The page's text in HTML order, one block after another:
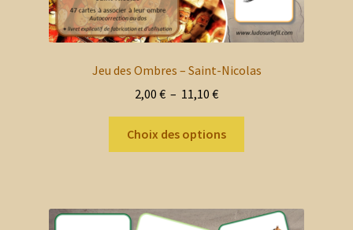
Jeu des Ombres – Saint-Nicolas
2,00 € – 11,10 €Plage
de
prix :
2,00 €
Choix des options
Les